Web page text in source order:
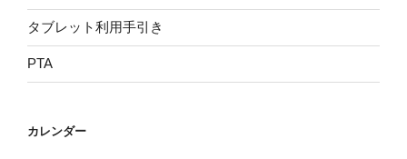
タブレット利用手引き
PTA
カレンダー